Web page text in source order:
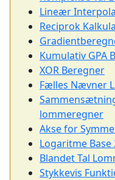
Lineær
Reciprok
Kumulativ GPA
XOR Beregner
Fælles Nævner
lommeregner
Akse for
Logaritme Base
Blandet Tal
Stykkevis